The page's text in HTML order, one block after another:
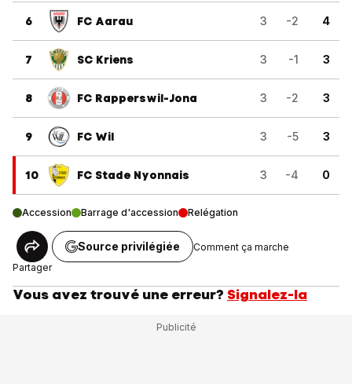
6 FC Aarau 3 -2 4
7 SC Kriens 3 -1 3
8 FC Rapperswil-Jona 3 -2 3
9 FC Wil 3 -5 3
10 FC Stade Nyonnais 3 -4 0
Accession Barrage d'accession Relégation
Partager
Source privilégiée Comment ça marche
Vous avez trouvé une erreur? Signalez-la